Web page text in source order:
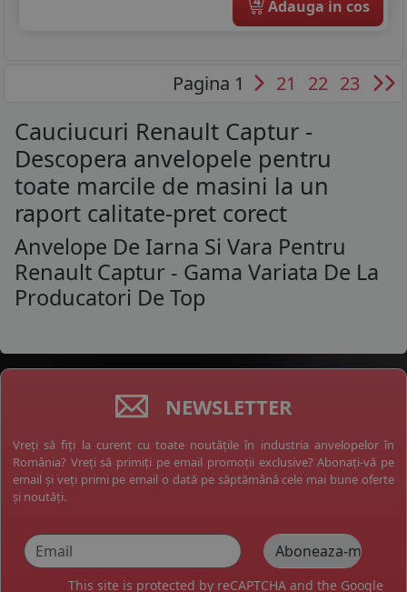
Adauga in cos
Pagina 1 21 22 23
Cauciucuri Renault Captur -
Descopera anvelopele pentru
toate marcile de masini la un
raport calitate-pret corect
Anvelope De Iarna Si Vara Pentru
Renault Captur - Gama Variata De La
Producatori De Top
NEWSLETTER
Vreți să fiți la curent cu toate noutățile în industria anvelopelor în
România? Vreți să primiți pe email promoții exclusive? Abonați-vă pe
email și veți primi pe email o dată pe săptămână cele mai bune oferte
și noutăți.
This site is protected by reCAPTCHA and the Google